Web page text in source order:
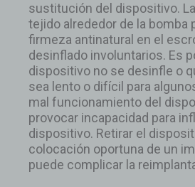
sustitución del dispositivo.
tejido alrededor de la bomba
firmeza antinatural en el
desinflado involuntarios. Es
dispositivo no se desinfle o
sea lento o difícil para
mal funcionamiento del
provocar incapacidad para
dispositivo. Retirar el
colocación oportuna de un
puede complicar la